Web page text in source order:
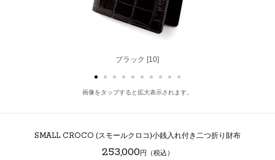
ブラック [10]
ダークブラウン [56]
画像をタップすると拡大表示されます。
SMALL CROCO (スモールクロコ)小銭入れ付き二つ折り財布
253,000円（税込）